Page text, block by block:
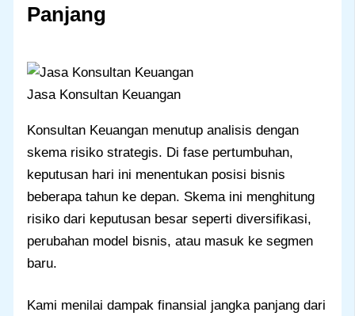
Panjang
Jasa Konsultan Keuangan
Konsultan Keuangan menutup analisis dengan
skema risiko strategis. Di fase pertumbuhan,
keputusan hari ini menentukan posisi bisnis
beberapa tahun ke depan. Skema ini menghitung
risiko dari keputusan besar seperti diversifikasi,
perubahan model bisnis, atau masuk ke segmen
baru.
Kami menilai dampak finansial jangka panjang dari